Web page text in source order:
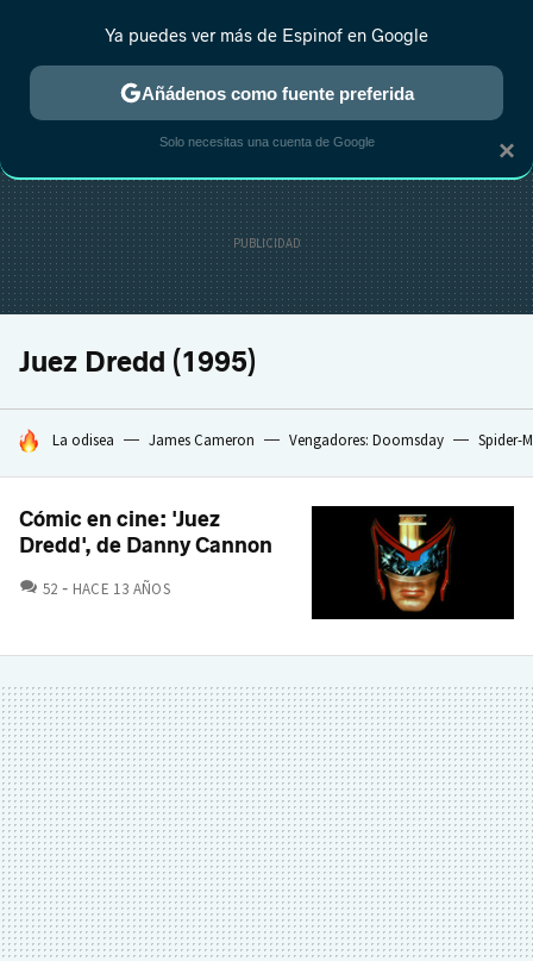
ESTRENOS REALITY ANIME RANKINGS CINE
Juez Dredd (1995)
HOY SE HABLA DE
La odisea James Cameron Vengadores: Doomsday Spider-
Cómic en cine: 'Juez
Dredd', de Danny Cannon
52 COMENTARIOS
HACE 13 AÑOS
×
Ya puedes ver más de Espinof en Google
Añádenos como fuente preferida
Solo necesitas una cuenta de Google